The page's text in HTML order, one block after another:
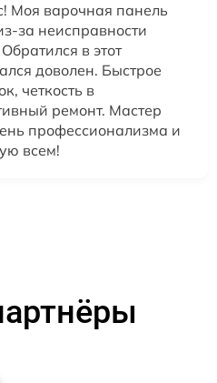
Моя варочная панель
за неисправности
в этот
доволен. Быстрое
четкость в
ремонт. Мастер
профессионализма и
всем!